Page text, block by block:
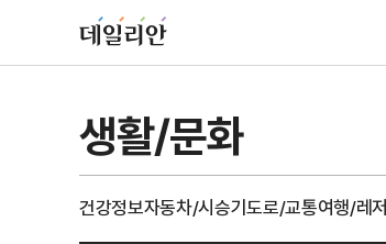
생활/문화
건강정보자동차/시승기도로/교통여행/레저